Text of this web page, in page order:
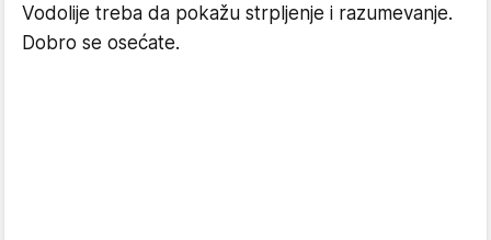
Vodolije treba da pokažu strpljenje i razumevanje.
Dobro se osećate.